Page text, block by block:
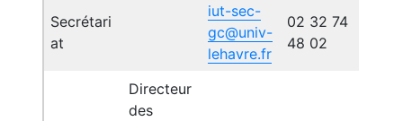
Secrétari
at
iut-sec-
gc@univ-
lehavre.fr
02 32 74
48 02
Directeur
des